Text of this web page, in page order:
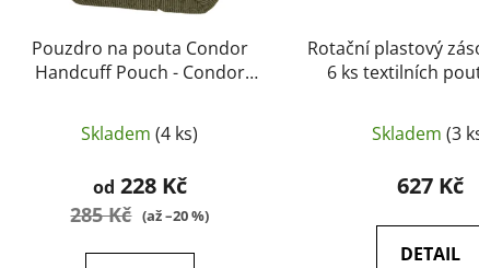
Pouzdro na pouta Condor
Handcuff Pouch - Condor
Skladem(4 ks)
od 228 Kč
285 Kč (až –20 %)
Rotační plastový
6 ks textilních
Skladem(3
627 Kč
DETAIL